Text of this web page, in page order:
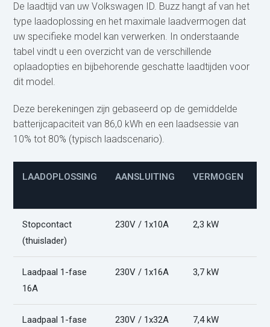
De laadtijd van uw Volkswagen ID. Buzz hangt af van het
type laadoplossing en het maximale laadvermogen dat
uw specifieke model kan verwerken. In onderstaande
tabel vindt u een overzicht van de verschillende
oplaadopties en bijbehorende geschatte laadtijden voor
dit model.
Deze berekeningen zijn gebaseerd op de gemiddelde
batterijcapaciteit van 86,0 kWh en een laadsessie van
10% tot 80% (typisch laadscenario).
LAADOPLOSSING AANSLUITING VERMOGEN
Stopcontact
(thuislader)
230V / 1x10A 2,3 kW
Laadpaal 1-fase
16A
230V / 1x16A 3,7 kW
Laadpaal 1-fase 230V / 1x32A 7,4 kW